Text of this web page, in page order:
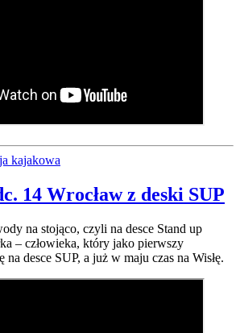
kajakowa
14 Wrocław z deski SUP
na stojąco, czyli na desce Stand up
– człowieka, który jako pierwszy
na desce SUP, a już w maju czas na Wisłę.